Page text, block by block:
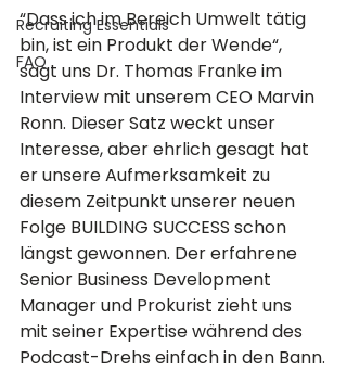
Recruiting Essentials
FAQ
“Dass ich im Bereich Umwelt tätig
bin, ist ein Produkt der Wende“,
sagt uns Dr. Thomas Franke im
Interview mit unserem CEO Marvin
Ronn. Dieser Satz weckt unser
Interesse, aber ehrlich gesagt hat
er unsere Aufmerksamkeit zu
diesem Zeitpunkt unserer neuen
Folge BUILDING SUCCESS schon
längst gewonnen. Der erfahrene
Senior Business Development
Manager und Prokurist zieht uns
mit seiner Expertise während des
Podcast-Drehs einfach in den Bann.